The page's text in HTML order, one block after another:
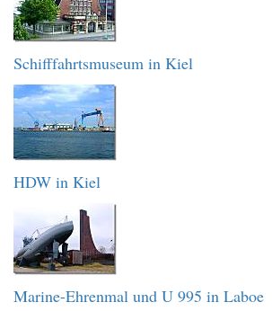
Schifffahrtsmuseum in Kiel
HDW in Kiel
Marine-Ehrenmal und U 995 in Laboe